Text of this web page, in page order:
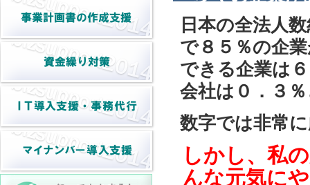
日本の全法人
で８５％の企
できる企業は
会社は０．３
数字では非常
しかし、私
んな元気に